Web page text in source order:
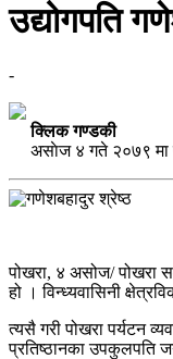
उद्योगपति
-
क्लिक गण्डकी
असाेज ४ गते २०७९ मा
पोखरा, ४ असोज/ पोखरा
हो । विन्ध्यवासिनी
त्यसै गरी पोखरा पर्यटन
प्रतिष्ठानका उपकुलपति